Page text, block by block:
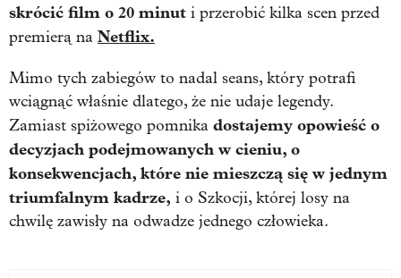
skrócić film o 20 minut i przerobić kilka scen przed
premierą na Netflix.
Mimo tych zabiegów to nadal seans, który potrafi
wciągnąć właśnie dlatego, że nie udaje legendy.
Zamiast spiżowego pomnika dostajemy opowieść o
decyzjach podejmowanych w cieniu, o
konsekwencjach, które nie mieszczą się w jednym
triumfalnym kadrze, i o Szkocji, której losy na
chwilę zawisły na odwadze jednego człowieka.